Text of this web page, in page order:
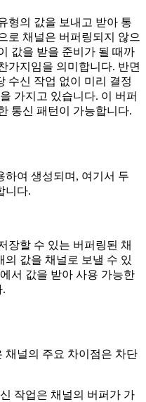
형의 값을 보내고 받아 통
로 채널은 버퍼링되지 않으
값을 받을 준비가 될 때까
가지임을 의미합니다. 반면
수신 작업 없이 미리 결정
가지고 있습니다. 이 버퍼
통신 패턴이 가능합니다.
하여 생성되며, 여기서 두
니다.
장할 수 있는 버퍼링된 채
의 값을 채널로 보낼 수 있
서 값을 받아 사용 가능한
.
채널의 주요 차이점은 차단
작업은 채널의 버퍼가 가